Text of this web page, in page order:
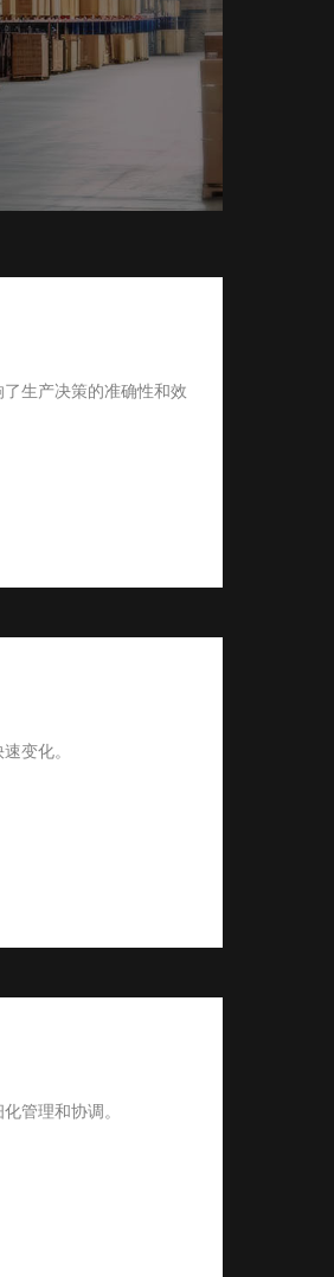
生产决策的准确性和效
变化。
管理和协调。